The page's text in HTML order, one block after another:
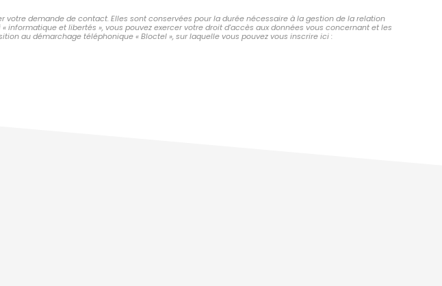
demande de contact. Elles sont conservées pour la durée nécessaire à la gestion de la relation
et libertés », vous pouvez exercer votre droit d'accès aux données vous concernant et les
au démarchage téléphonique « Bloctel », sur laquelle vous pouvez vous inscrire ici :